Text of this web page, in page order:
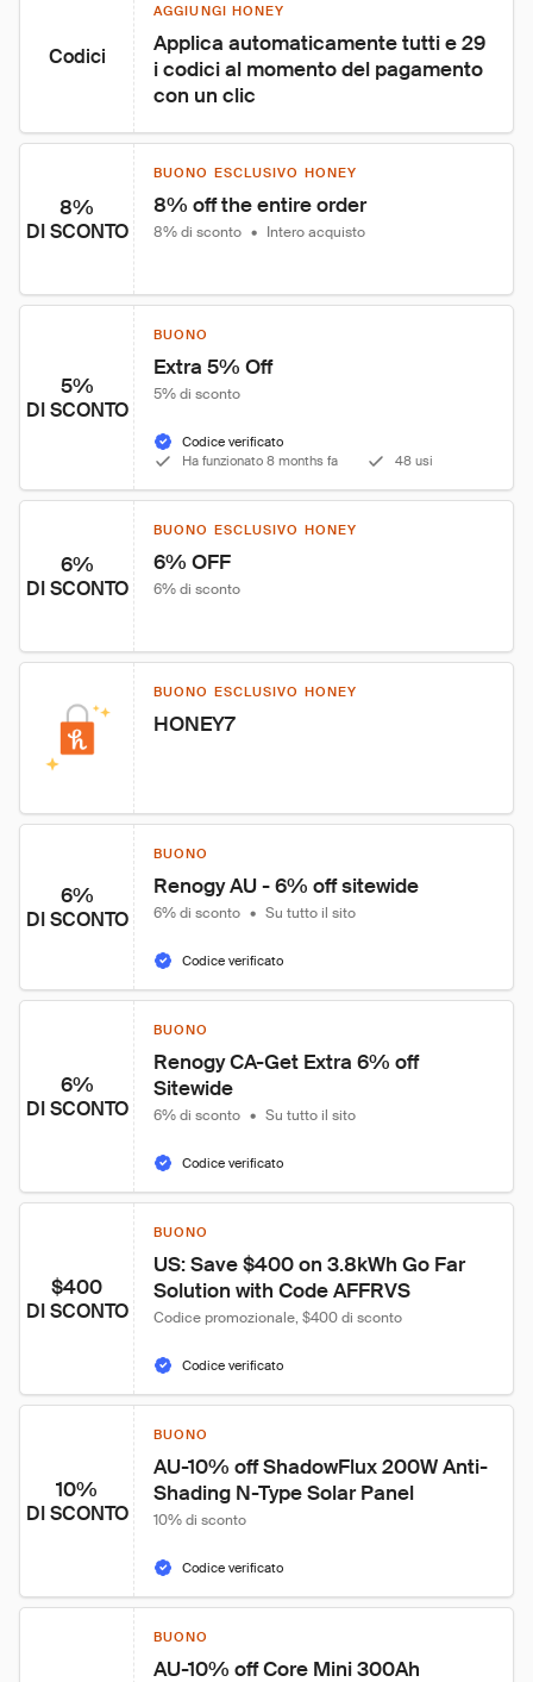
Codici
AGGIUNGI HONEY
Applica automaticamente tutti e 29
i codici al momento del pagamento
con un clic
8%
DI SCONTO
BUONO ESCLUSIVO HONEY
8% off the entire order
8% di sconto • Intero acquisto
5%
DI SCONTO
BUONO
Extra 5% Off
5% di sconto
Codice verificato
Ha funzionato 8 months fa
48 usi
6%
DI SCONTO
BUONO ESCLUSIVO HONEY
6% OFF
6% di sconto
BUONO ESCLUSIVO HONEY
HONEY7
6%
DI SCONTO
BUONO
Renogy AU - 6% off sitewide
6% di sconto • Su tutto il sito
Codice verificato
6%
DI SCONTO
BUONO
Renogy CA-Get Extra 6% off
Sitewide
6% di sconto • Su tutto il sito
Codice verificato
$400
DI SCONTO
BUONO
US: Save $400 on 3.8kWh Go Far
Solution with Code AFFRVS
Codice promozionale, $400 di sconto
Codice verificato
10%
DI SCONTO
BUONO
AU-10% off ShadowFlux 200W Anti-
Shading N-Type Solar Panel
10% di sconto
Codice verificato
BUONO
AU-10% off Core Mini 300Ah